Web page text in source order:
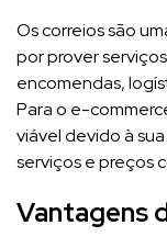
Os correios são
por prover
encomendas,
Para o e-
viável devido à
serviços e preços
Vantagens